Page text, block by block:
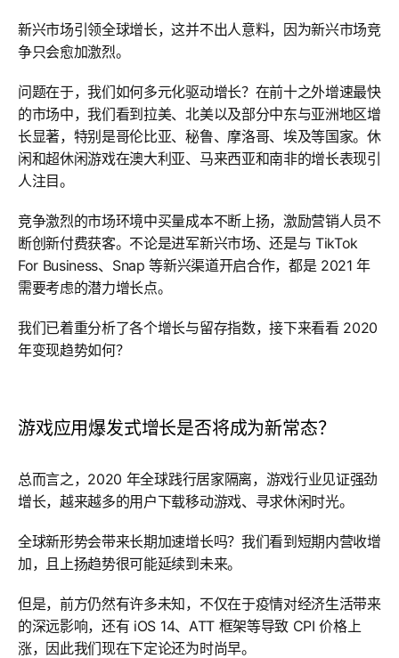
新兴市场引领全球增长，这并不出人意料，因为新兴市场竞
争只会愈加激烈。
问题在于，我们如何多元化驱动增长？在前十之外增速最快
的市场中，我们看到拉美、北美以及部分中东与亚洲地区增
长显著，特别是哥伦比亚、秘鲁、摩洛哥、埃及等国家。休
闲和超休闲游戏在澳大利亚、马来西亚和南非的增长表现引
人注目。
竞争激烈的市场环境中买量成本不断上扬，激励营销人员不
断创新付费获客。不论是进军新兴市场、还是与 TikTok
For Business、Snap 等新兴渠道开启合作，都是 2021 年
需要考虑的潜力增长点。
我们已着重分析了各个增长与留存指数，接下来看看 2020
年变现趋势如何？
游戏应用爆发式增长是否将成为新常态？
总而言之，2020 年全球践行居家隔离，游戏行业见证强劲
增长，越来越多的用户下载移动游戏、寻求休闲时光。
全球新形势会带来长期加速增长吗？我们看到短期内营收增
加，且上扬趋势很可能延续到未来。
但是，前方仍然有许多未知，不仅在于疫情对经济生活带来
的深远影响，还有 iOS 14、ATT 框架等导致 CPI 价格上
涨，因此我们现在下定论还为时尚早。